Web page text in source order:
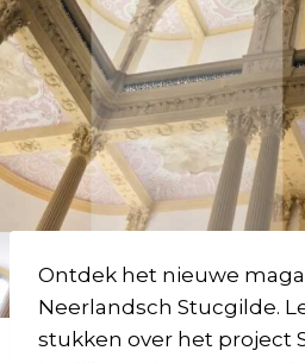
Ontdek het nieuwe
Neerlandsch Stucgilde.
stukken over het project